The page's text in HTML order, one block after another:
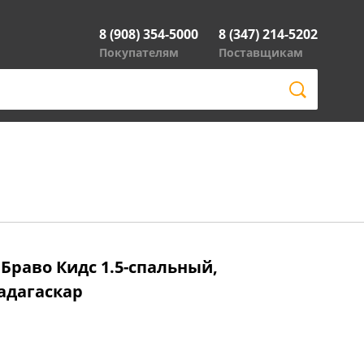
8 (908) 354-5000
Покупателям
8 (347) 214-5202
Поставщикам
Кидс 1.5-спальный,